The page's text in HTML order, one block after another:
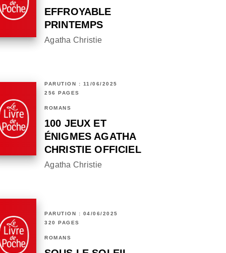
EFFROYABLE
PRINTEMPS
Agatha Christie
PARUTION : 11/06/2025
256 PAGES
ROMANS
100 JEUX ET
ÉNIGMES AGATHA
CHRISTIE OFFICIEL
Agatha Christie
PARUTION : 04/06/2025
320 PAGES
ROMANS